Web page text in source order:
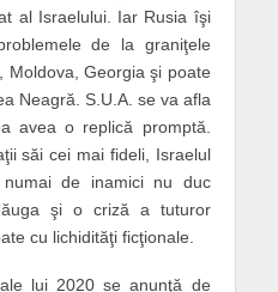
al Israelului. Iar Rusia îşi
de la graniţele
Moldova, Georgia şi poate
Neagră. S.U.A. se va afla
avea o replică promptă.
săi cei mai fideli, Israelul
de inamici nu duc
şi o criză a tuturor
cu lichidităţi ficţionale.
lui 2020 se anunţă de